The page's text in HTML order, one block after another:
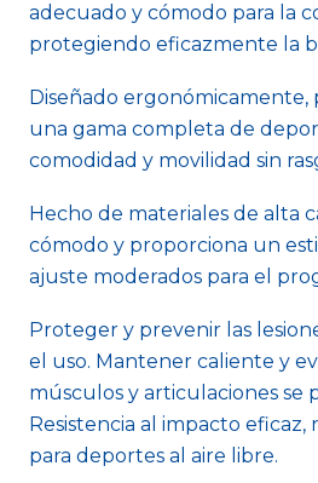
adecuado y cómodo para la
protegiendo eficazmente la
Diseñado
una gama completa de
comodidad y movilidad sin
Hecho de materiales de alta
cómodo y proporciona un
ajuste moderados para el
Proteger y prevenir las
el uso. Mantener caliente y
músculos y articulaciones se
Resistencia al impacto eficaz,
para deportes al aire libre.